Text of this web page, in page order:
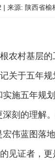
来源: 陕西省榆
农村基层
关于五年
实施五年规
深刻的理解
宏伟蓝图落
见证者，